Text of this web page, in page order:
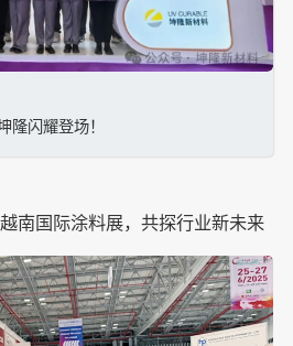
隆闪耀登场！
南国际涂料展，共探行业新未来